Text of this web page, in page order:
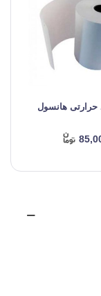
حرارتی هانسول